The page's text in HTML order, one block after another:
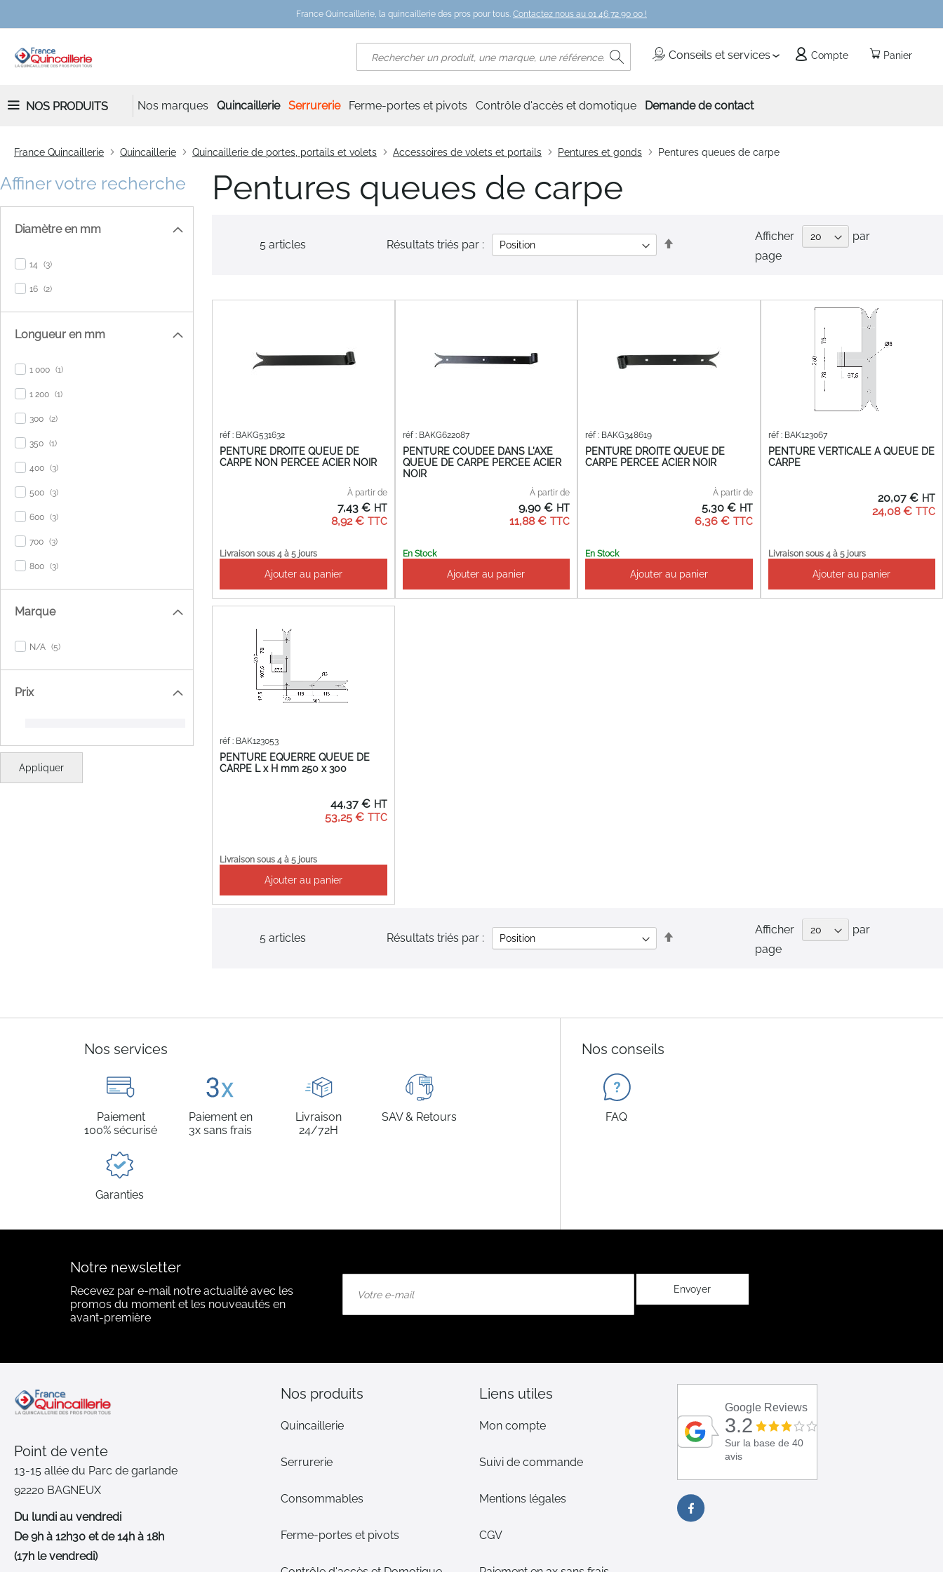
France Quincaillerie, la quincaillerie des pros pour tous. Contactez nous au 01 46 72 90 00 !
Panier
Conseils et services Compte
Rechercher
NOS PRODUITS Nos marques Quincaillerie Serrurerie Ferme-portes et pivots Contrôle d'accès et domotique Demande de contact
France Quincaillerie Quincaillerie Quincaillerie de portes, portails et volets Accessoires de volets et portails Pentures et gonds Pentures queues de carpe
Pentures queues de carpe
5 articles
Afficher
par
page
Résultats triés par :
PENTURE DROITE QUEUE DE
CARPE NON PERCEE ACIER NOIR
réf : BAKG531632
À partir de
8,92 €
7,43 €
Livraison sous 4 à 5 jours
Ajouter au panier
PENTURE COUDEE DANS L'AXE
QUEUE DE CARPE PERCEE ACIER
NOIR
réf : BAKG622087
À partir de
11,88 €
9,90 €
En Stock
Ajouter au panier
PENTURE DROITE QUEUE DE
CARPE PERCEE ACIER NOIR
réf : BAKG348619
À partir de
6,36 €
5,30 €
En Stock
Ajouter au panier
PENTURE VERTICALE A QUEUE DE
CARPE
réf : BAK123067
24,08 €
20,07 €
Livraison sous 4 à 5 jours
Ajouter au panier
PENTURE EQUERRE QUEUE DE
CARPE L x H mm 250 x 300
réf : BAK123053
53,25 €
44,37 €
Livraison sous 4 à 5 jours
Ajouter au panier
5 articles Résultats triés par :
Afficher
par
page
Affiner votre recherche
Diamètre en mm
14 3items
16 2items
Longueur en mm
1 000 1item
1 200 1item
300 2items
350 1item
400 3items
500 3items
600 3items
700 3items
800 3items
Marque
N/A 5items
Prix
Appliquer
Nos services
Paiement
100% sécurisé
Paiement en
3x sans frais
Livraison
24/72H
SAV & Retours
Garanties
Nos conseils
FAQ
Notre newsletter
Recevez par e-mail notre actualité avec les
promos du moment et les nouveautés en
avant-première
notre
:
Envoyer
Point de vente
13-15 allée du Parc de garlande
92220 BAGNEUX
Du lundi au vendredi
De 9h à 12h30 et de 14h à 18h
(17h le vendredi)
Nos produits
Quincaillerie
Serrurerie
Consommables
Ferme-portes et pivots
Liens utiles
Mon compte
Suivi de commande
Mentions légales
CGV
Google Reviews
3.2
Sur la base de 40
avis